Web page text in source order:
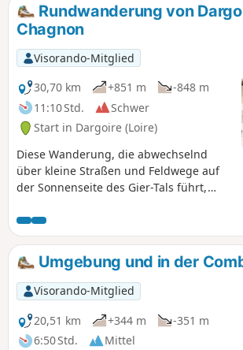
Rundwanderung von
Chagnon
Visorando-Mitglied
30,70 km
+851 m
-848 m
11:10 Std.
Schwer
Start in Dargoire (Loire)
Diese Wanderung, die abwechselnd
über kleine Straßen und Feldwege auf
der Sonnenseite des Gier-Tals führt,
Stellen und profitiert von einer Südlage,
was sie im Winter besonders angenehm
macht. Von Dargoire, einem
charmanten kleinen mittelalterlichen
Dorf, führt die Route nach Westen,
überquert das Bezançon-Tal auf der
rustikalen Steinbrücke von La
Roussilière und steigt nach einem
Umgebung und in der
Visorando-Mitglied
20,51 km
+344 m
-351 m
6:50 Std.
Mittel